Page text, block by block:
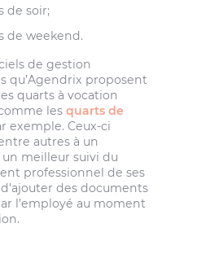
de soir;
de weekend.
de gestion
qu’Agendrix proposent
quarts à vocation
les quarts de
exemple. Ceux-ci
autres à un
meilleur suivi du
professionnel de ses
des documents
l’employé au moment